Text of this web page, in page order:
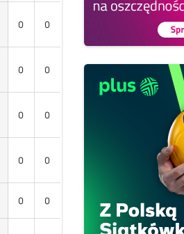
0 0
0 0
0 0
0 0
0 0